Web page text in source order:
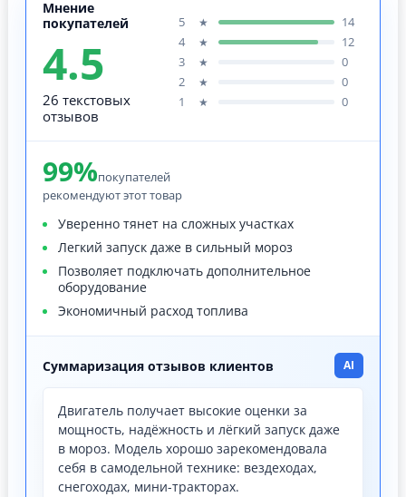
Мнение
покупателей
4.5
26 текстовых
отзывов
5 ★
14
4
★
12
3
★
0
2
★
0
1
★ 0
99%покупателей
рекомендуют этот товар
Уверенно тянет на сложных участках
Легкий запуск даже в сильный мороз
Позволяет подключать дополнительное
оборудование
Экономичный расход топлива
Суммаризация отзывов клиентов AI
Двигатель получает высокие оценки за
мощность, надёжность и лёгкий запуск даже
в мороз. Модель хорошо зарекомендовала
себя в самодельной технике: вездеходах,
снегоходах, мини-тракторах.